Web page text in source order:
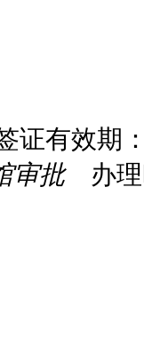
证有效期
审批办理